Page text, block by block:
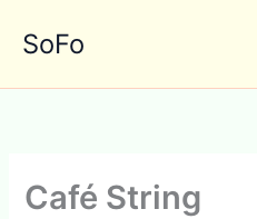
SoFo
Café String